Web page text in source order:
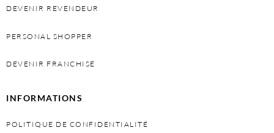
DEVENIR REVENDEUR
PERSONAL SHOPPER
DEVENIR FRANCHISÉ
INFORMATIONS
POLITIQUE DE CONFIDENTIALITÉ